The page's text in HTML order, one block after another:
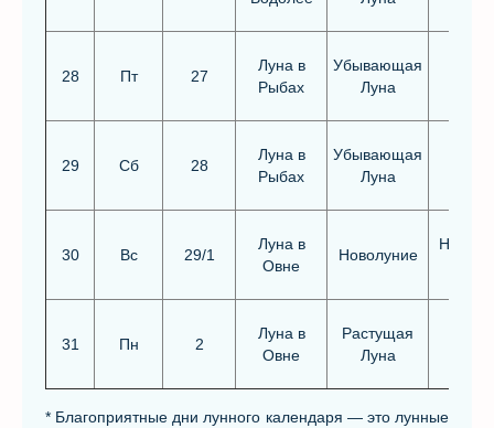
28 Пт 27
Луна в
Рыбах
Убывающая
Луна
29 Сб 28
Луна в
Рыбах
Убывающая
Луна
30 Вс 29/1
Луна в
Овне
Новолуние
31 Пн 2
Луна в
Овне
Растущая
Луна
* Благоприятные дни лунного календаря — это лунные